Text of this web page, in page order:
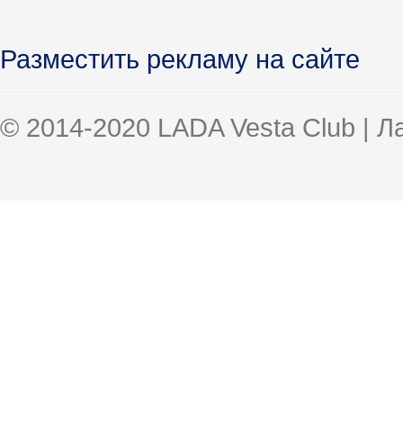
Разместить рекламу на сайте
© 2014-2020 LADA Vesta Club |